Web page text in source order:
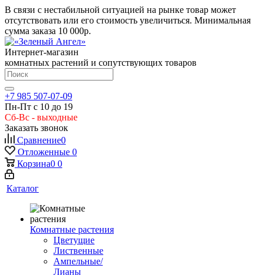
В связи с нестабильной ситуацией на рынке товар может
отсутствовать или его стоимость увеличиться. Минимальная
сумма заказа 10 000р.
Интернет-магазин
комнатных растений и сопутствующих товаров
+7 985 507-07-09
Пн-Пт с 10 до 19
Сб-Вс - выходные
Заказать звонок
Сравнение0
Отложенные 0
Корзина0 0
Каталог
Комнатные растения
Цветущие
Лиственные
Ампельные/
Лианы